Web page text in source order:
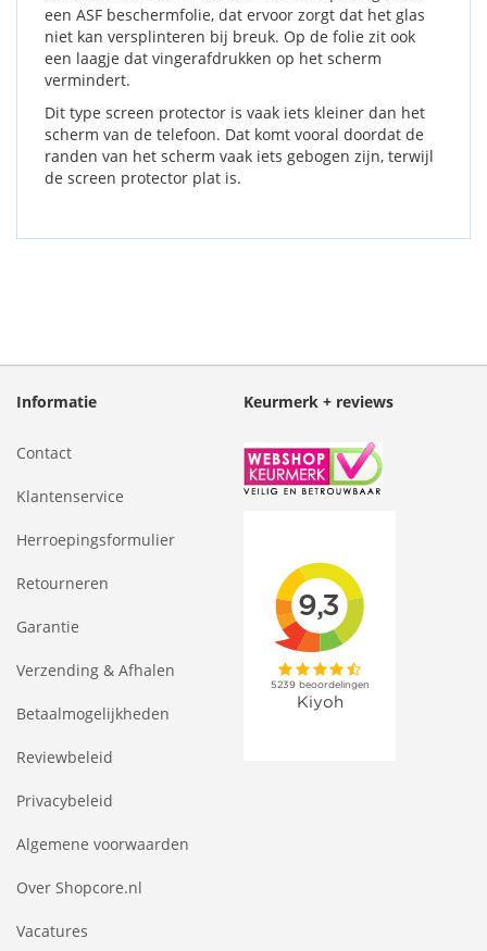
een ASF beschermfolie, dat ervoor zorgt dat het glas
niet kan versplinteren bij breuk. Op de folie zit ook
een laagje dat vingerafdrukken op het scherm
vermindert.
Dit type screen protector is vaak iets kleiner dan het
scherm van de telefoon. Dat komt vooral doordat de
randen van het scherm vaak iets gebogen zijn, terwijl
de screen protector plat is.
Informatie
Contact
Klantenservice
Herroepingsformulier
Retourneren
Garantie
Verzending & Afhalen
Betaalmogelijkheden
Reviewbeleid
Privacybeleid
Algemene voorwaarden
Over Shopcore.nl
Vacatures
Keurmerk + reviews